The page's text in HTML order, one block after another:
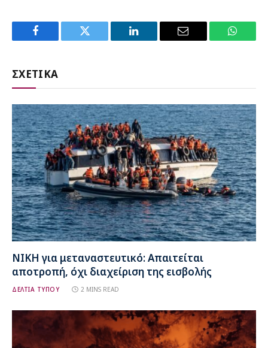
Facebook Twitter LinkedIn Email
ΣΧΕΤΙΚΑ
ΝΙΚΗ για μεταναστευτικό: Απαιτείται
αποτροπή, όχι διαχείριση της εισβολής
ΔΕΛΤΙΑ ΤΥΠΟΥ 2 MINS READ